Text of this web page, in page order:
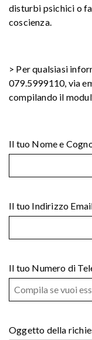
disturbi psichici o
coscienza.
> Per qualsiasi
079.5999110, via
compilando il
Il tuo Nome e
Il tuo Indirizzo
Il tuo Numero di
Oggetto della